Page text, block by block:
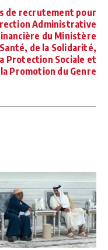
de recrutement pour
Administrative
du Ministère
de la Solidarité,
Protection Sociale et
Promotion du Genre